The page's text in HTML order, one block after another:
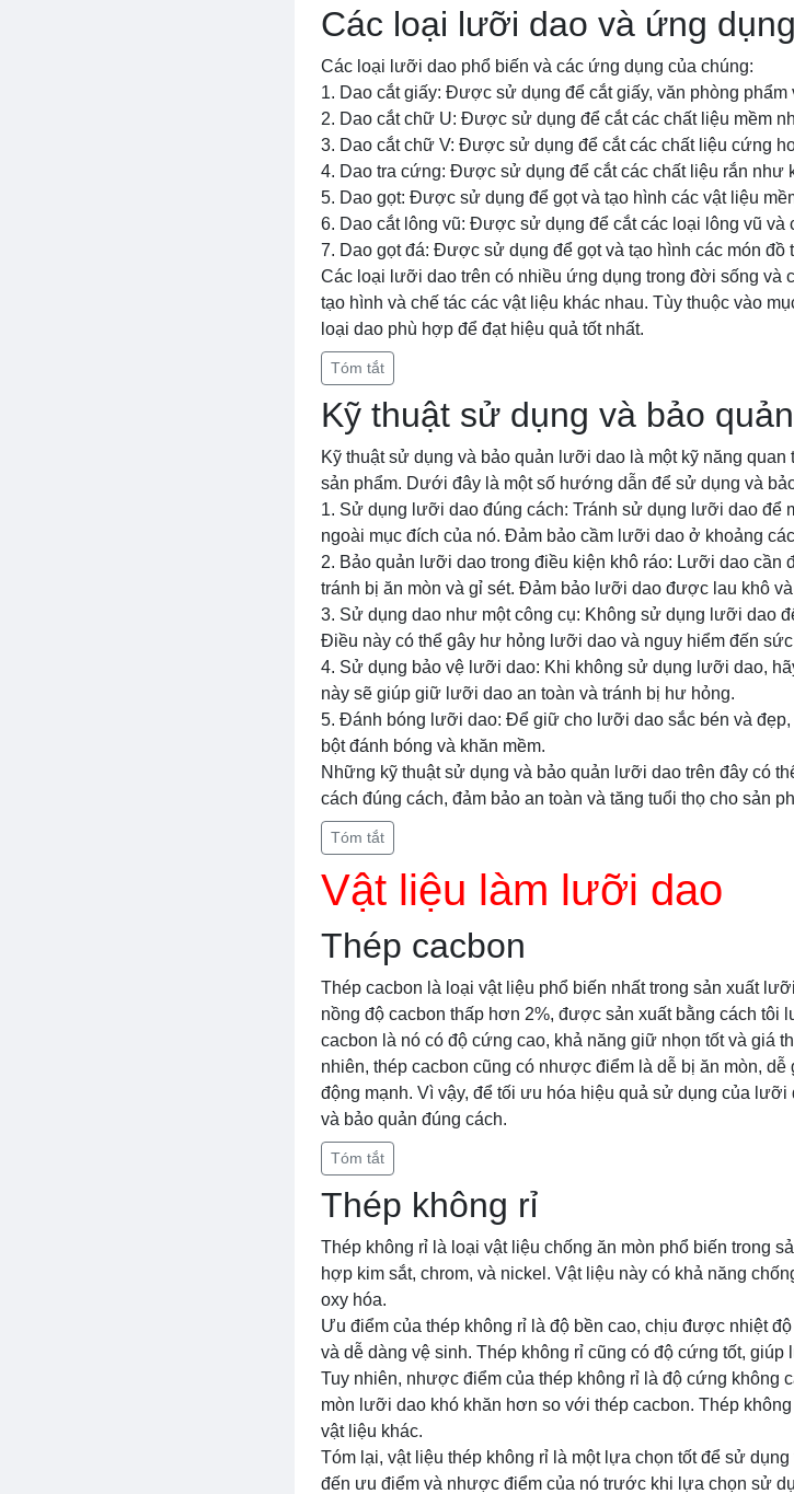
Các loại lưỡi dao và ứng
Các loại lưỡi dao phổ biến và các ứng dụng của chúng:
1. Dao cắt giấy: Được sử dụng để cắt giấy, văn phòng phẩm
2. Dao cắt chữ U: Được sử dụng để cắt các chất liệu mềm
3. Dao cắt chữ V: Được sử dụng để cắt các chất liệu cứng
4. Dao tra cứng: Được sử dụng để cắt các chất liệu rắn như
5. Dao gọt: Được sử dụng để gọt và tạo hình các vật liệu
6. Dao cắt lông vũ: Được sử dụng để cắt các loại lông vũ và
7. Dao gọt đá: Được sử dụng để gọt và tạo hình các món đồ
Các loại lưỡi dao trên có nhiều ứng dụng trong đời sống và
tạo hình và chế tác các vật liệu khác nhau. Tùy thuộc vào
loại dao phù hợp để đạt hiệu quả tốt nhất.
Tóm tắt
Kỹ thuật sử dụng và bảo
Kỹ thuật sử dụng và bảo quản lưỡi dao là một kỹ năng
sản phẩm. Dưới đây là một số hướng dẫn để sử dụng và
1. Sử dụng lưỡi dao đúng cách: Tránh sử dụng lưỡi dao để
ngoài mục đích của nó. Đảm bảo cầm lưỡi dao ở khoảng
2. Bảo quản lưỡi dao trong điều kiện khô ráo: Lưỡi dao cần
tránh bị ăn mòn và gỉ sét. Đảm bảo lưỡi dao được lau khô
3. Sử dụng dao như một công cụ: Không sử dụng lưỡi dao
Điều này có thể gây hư hỏng lưỡi dao và nguy hiểm đến
4. Sử dụng bảo vệ lưỡi dao: Khi không sử dụng lưỡi dao,
này sẽ giúp giữ lưỡi dao an toàn và tránh bị hư hỏng.
5. Đánh bóng lưỡi dao: Để giữ cho lưỡi dao sắc bén và
bột đánh bóng và khăn mềm.
Những kỹ thuật sử dụng và bảo quản lưỡi dao trên đây có
cách đúng cách, đảm bảo an toàn và tăng tuổi thọ cho sản
Tóm tắt
Vật liệu làm lưỡi dao
Thép cacbon
Thép cacbon là loại vật liệu phổ biến nhất trong sản xuất
nồng độ cacbon thấp hơn 2%, được sản xuất bằng cách tôi
cacbon là nó có độ cứng cao, khả năng giữ nhọn tốt và giá
nhiên, thép cacbon cũng có nhược điểm là dễ bị ăn mòn,
động mạnh. Vì vậy, để tối ưu hóa hiệu quả sử dụng của
và bảo quản đúng cách.
Tóm tắt
Thép không rỉ
Thép không rỉ là loại vật liệu chống ăn mòn phổ biến trong
hợp kim sắt, chrom, và nickel. Vật liệu này có khả năng
oxy hóa.
Ưu điểm của thép không rỉ là độ bền cao, chịu được nhiệt
và dễ dàng vệ sinh. Thép không rỉ cũng có độ cứng tốt,
Tuy nhiên, nhược điểm của thép không rỉ là độ cứng không
mòn lưỡi dao khó khăn hơn so với thép cacbon. Thép
vật liệu khác.
Tóm lại, vật liệu thép không rỉ là một lựa chọn tốt để sử
đến ưu điểm và nhược điểm của nó trước khi lựa chọn sử